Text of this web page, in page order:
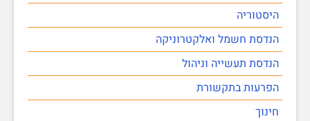
היסטוריה
הנדסת חשמל ואלקטרוניקה
הנדסת תעשייה וניהול
הפרעות בתקשורת
חינוך